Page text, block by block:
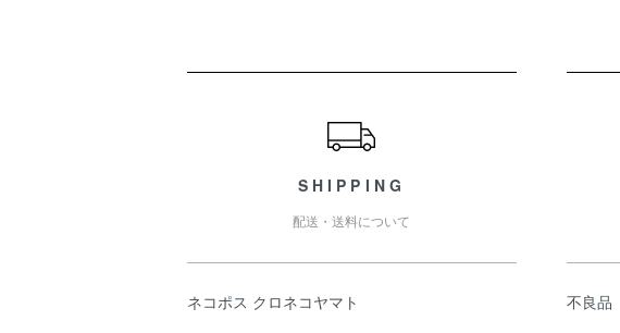
SHIPPING
配送・送料について
ネコポス クロネコヤマト
不良品